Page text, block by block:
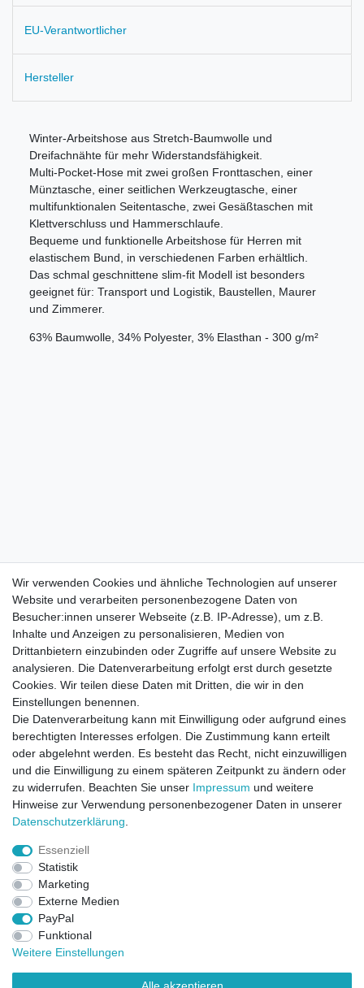
EU-Verantwortlicher
Hersteller
Winter-Arbeitshose aus Stretch-Baumwolle und
Dreifachnähte für mehr Widerstandsfähigkeit.
Multi-Pocket-Hose mit zwei großen Fronttaschen, einer
Münztasche, einer seitlichen Werkzeugtasche, einer
multifunktionalen Seitentasche, zwei Gesäßtaschen mit
Klettverschluss und Hammerschlaufe.
Bequeme und funktionelle Arbeitshose für Herren mit
elastischem Bund, in verschiedenen Farben erhältlich.
Das schmal geschnittene slim-fit Modell ist besonders
geeignet für: Transport und Logistik, Baustellen, Maurer
und Zimmerer.
63% Baumwolle, 34% Polyester, 3% Elasthan - 300 g/m²
Direktkontakt per Telefon unter 04331 / 4928-910
Wir verwenden Cookies und ähnliche Technologien auf unserer
Website und verarbeiten personenbezogene Daten von
Besucher:innen unserer Webseite (z.B. IP-Adresse), um z.B.
Inhalte und Anzeigen zu personalisieren, Medien von
Drittanbietern einzubinden oder Zugriffe auf unsere Website zu
analysieren. Die Datenverarbeitung erfolgt erst durch gesetzte
Cookies. Wir teilen diese Daten mit Dritten, die wir in den
Einstellungen benennen.
Die Datenverarbeitung kann mit Einwilligung oder aufgrund eines
berechtigten Interesses erfolgen. Die Zustimmung kann erteilt
oder abgelehnt werden. Es besteht das Recht, nicht einzuwilligen
und die Einwilligung zu einem späteren Zeitpunkt zu ändern oder
zu widerrufen. Beachten Sie unser Impressum und weitere
Hinweise zur Verwendung personenbezogener Daten in unserer
Daten­schutz­erklärung
Essenziell
Statistik
Marketing
Externe Medien
PayPal
Funktional
Weitere Einstellungen